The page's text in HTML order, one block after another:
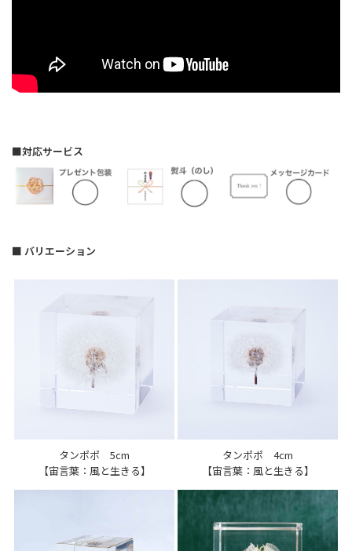
■対応サービス
■ バリエーション
タンポポ 5cm
【宙言葉：風と生きる】
タンポポ 4cm
【宙言葉：風と生きる】